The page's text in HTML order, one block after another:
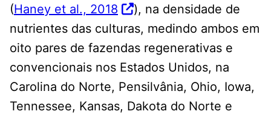
(Haney et al., 2018
), na densidade de
nutrientes das culturas, medindo ambos em
oito pares de fazendas regenerativas e
convencionais nos Estados Unidos, na
Carolina do Norte, Pensilvânia, Ohio, Iowa,
Tennessee, Kansas, Dakota do Norte e